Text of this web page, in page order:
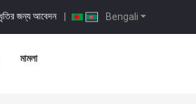
Bengali
জন্য আবেদন |
মামলা